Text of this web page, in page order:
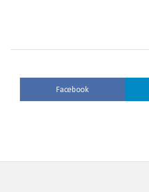
Facebook